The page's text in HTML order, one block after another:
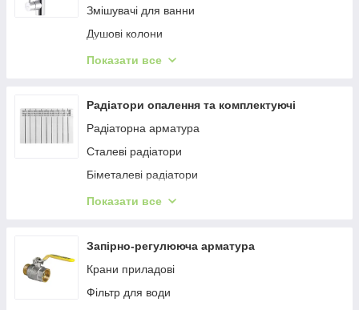
Кормоподрібнювачі
Вібраційні насоси
Гідроакумулятори для систем водопостачання
Розширювальні баки для систем опалення
Насоси підвищення тиску
Каналізаційні установки
Змішувачі для ванни
Душові колони
Монокрани
Змішувачі для гігієнічного душу
Змішувачі для душу
Душові системи вбудованого монтажу
Смесители для биде
Крани для пісуара
Запчастини для змішувача
Показати все
Радіатори опалення та комплектуючі
Радіаторна арматура
Сталеві радіатори
Біметалеві радіатори
Комплектуючі до радіаторів
Показати все
Запірно-регулююча арматура
Крани приладові
Фільтр для води